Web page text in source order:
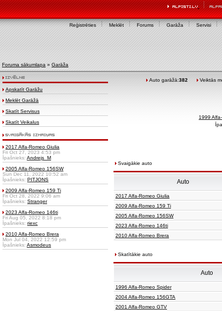
Reģistrēties Meklēt Forums Garāža Servisi
Foruma sākumlapa » Garāža
Apskatīt Garāžu
Meklēt Garāžā
Skatīt Servisus
Skatīt Veikalus
2017 Alfa-Romeo Giulia
Fri Oct 27, 2023 4:53 pm
Īpašnieks: Andrejs_M
2005 Alfa-Romeo 156SW
Sun Dec 11, 2022 10:52 am
Īpašnieks: PITJONS
2009 Alfa-Romeo 159 Ti
Fri Oct 28, 2022 9:06 am
Īpašnieks: Stranger
2023 Alfa-Romeo 146ti
Fri Aug 05, 2022 8:18 pm
Īpašnieks: riexc
2010 Alfa-Romeo Brera
Mon Jul 04, 2022 12:59 pm
Īpašnieks: Asmodeus
Auto garāžā:382 Veiktās
1999
Svaigākie auto
Auto
2017 Alfa-Romeo Giulia
2009 Alfa-Romeo 159 Ti
2005 Alfa-Romeo 156SW
2023 Alfa-Romeo 146ti
2010 Alfa-Romeo Brera
Skatītākie auto
Auto
1996 Alfa-Romeo Spider
2004 Alfa-Romeo 156GTA
2001 Alfa-Romeo GTV